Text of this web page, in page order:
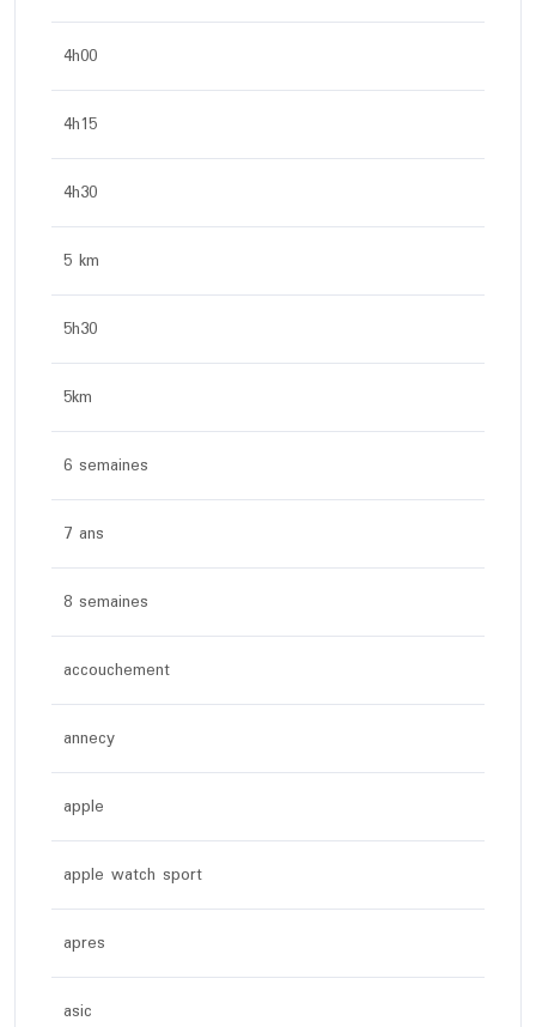
4h00
4h15
4h30
5 km
5h30
5km
6 semaines
7 ans
8 semaines
accouchement
annecy
apple
apple watch sport
apres
asic